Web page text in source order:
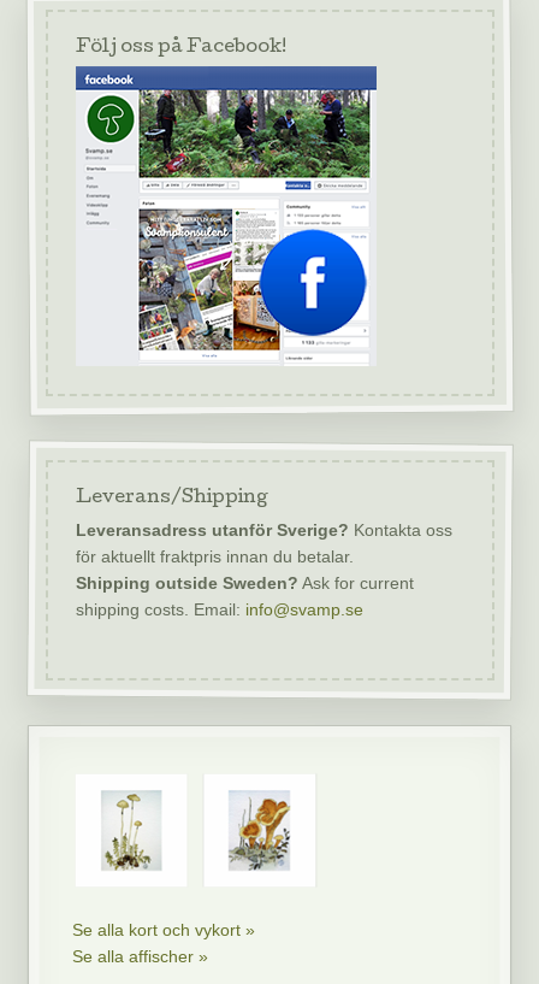
Följ oss på Facebook!
Leverans/Shipping
Leveransadress utanför Sverige? Kontakta oss
för aktuellt fraktpris innan du betalar.
Shipping outside Sweden? Ask for current
shipping costs. Email: info@svamp.se
Se alla kort och vykort »
Se alla affischer »